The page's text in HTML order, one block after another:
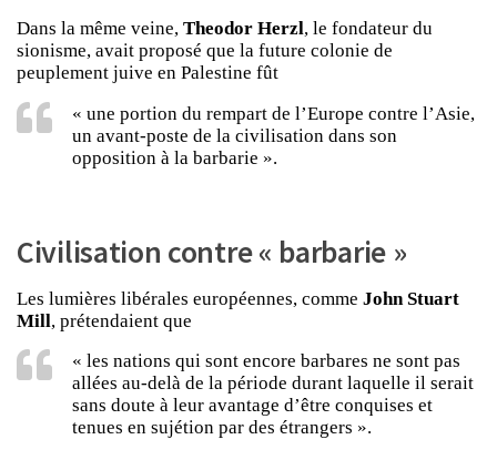
Dans la même veine, Theodor Herzl, le fondateur du
sionisme, avait proposé que la future colonie de
peuplement juive en Palestine fût
« une portion du rempart de l’Europe contre l’Asie,
un avant-poste de la civilisation dans son
opposition à la barbarie ».
Civilisation contre « barbarie »
Les lumières libérales européennes, comme John Stuart
Mill, prétendaient que
« les nations qui sont encore barbares ne sont pas
allées au-delà de la période durant laquelle il serait
sans doute à leur avantage d’être conquises et
tenues en sujétion par des étrangers ».